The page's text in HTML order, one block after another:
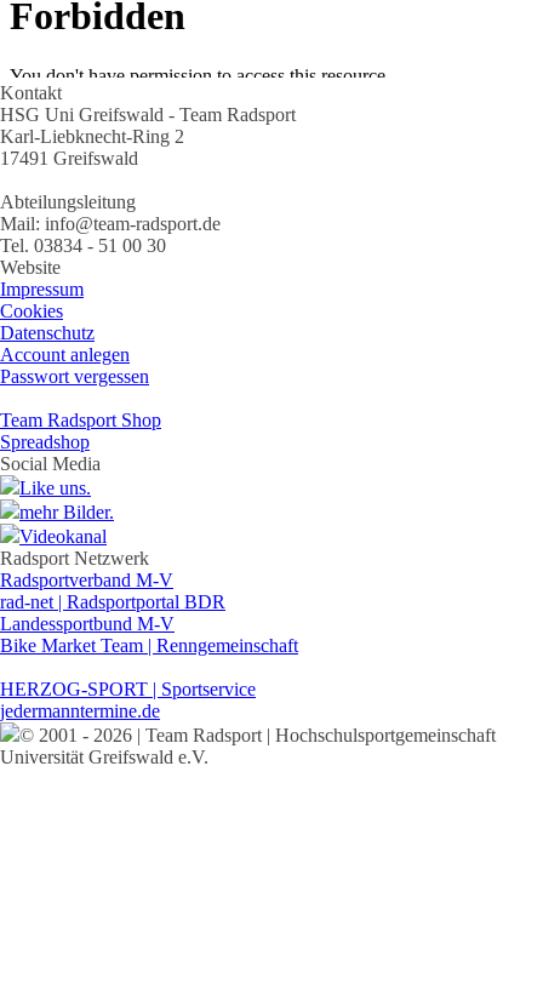
Kontakt
HSG Uni Greifswald - Team Radsport
Karl-Liebknecht-Ring 2
17491 Greifswald
Abteilungsleitung
Mail: info@team-radsport.de
Tel. 03834 - 51 00 30
Website
Impressum
Cookies
Datenschutz
Account anlegen
Passwort vergessen
Team Radsport Shop
Spreadshop
Social Media
Like uns.
mehr Bilder.
Videokanal
Radsport Netzwerk
Radsportverband M-V
rad-net | Radsportportal BDR
Landessportbund M-V
Bike Market Team | Renngemeinschaft
HERZOG-SPORT | Sportservice
jedermanntermine.de
© 2001 - 2026 | Team Radsport | Hochschulsportgemeinschaft
Universität Greifswald e.V.